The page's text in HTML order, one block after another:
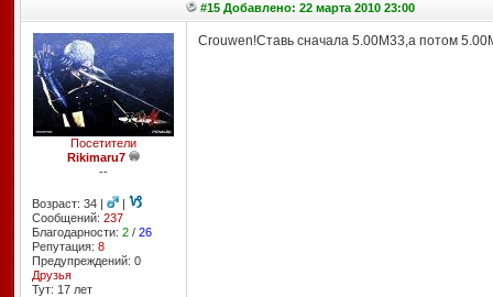
#15 Добавлено: 22 марта 2010 23:00
Посетители
Rikimaru7
--
Возраст: 34 |
|
Сообщений: 237
Благодарности: 2/ 26
Репутация: 8
Предупреждений: 0
Друзья
Тут: 17 лет
Crouwen!Ставь сначала 5.00М33,а потом